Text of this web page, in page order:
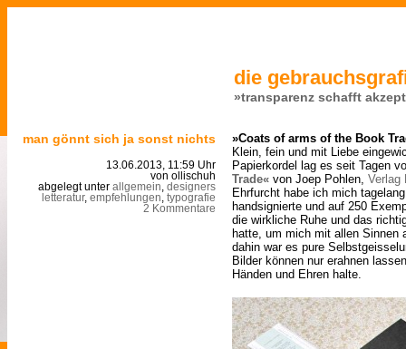
die
»transparenz schafft
man gönnt sich ja sonst nichts
13.06.2013, 11:59 Uhr
von ollischuh
abgelegt unter allgemein designers
letteratur, empfehlungen typografie
2 Kommentare
»Coats of arms of the Book
Klein, fein und mit Liebe
Papierkordel lag es seit Tagen
Trade« von Joep Pohlen, Verlag
Ehrfurcht habe ich mich
handsignierte und auf 250
die wirkliche Ruhe und das
hatte, um mich mit allen
dahin war es pure
Bilder können nur erahnen
Händen und Ehren halte.